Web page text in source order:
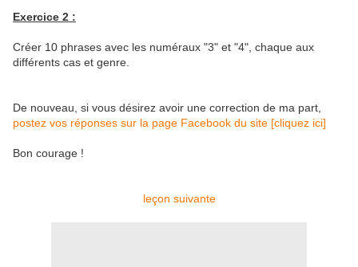
Exercice 2 :
Créer 10 phrases avec les numéraux "3" et "4", chaque aux
différents cas et genre.
De nouveau, si vous désirez avoir une correction de ma part,
postez vos réponses sur la page Facebook du site [cliquez ici]
Bon courage !
leçon suivante